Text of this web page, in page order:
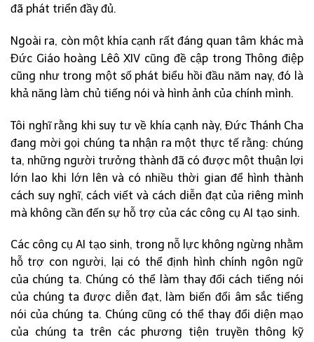
đã phát triển đầy đủ.
Ngoài ra, còn một khía cạnh rất đáng quan tâm khác mà
Đức Giáo hoàng Lêô XIV cũng đề cập trong Thông điệp
cũng như trong một số phát biểu hồi đầu năm nay, đó là
khả năng làm chủ tiếng nói và hình ảnh của chính mình.
Tôi nghĩ rằng khi suy tư về khía cạnh này, Đức Thánh Cha
đang mời gọi chúng ta nhận ra một thực tế rằng: chúng
ta, những người trưởng thành đã có được một thuận lợi
lớn lao khi lớn lên và có nhiều thời gian để hình thành
cách suy nghĩ, cách viết và cách diễn đạt của riêng mình
mà không cần đến sự hỗ trợ của các công cụ AI tạo sinh.
Các công cụ AI tạo sinh, trong nỗ lực không ngừng nhằm
hỗ trợ con người, lại có thể định hình chính ngôn ngữ
của chúng ta. Chúng có thể làm thay đổi cách tiếng nói
của chúng ta được diễn đạt, làm biến đổi âm sắc tiếng
nói của chúng ta. Chúng cũng có thể thay đổi diện mạo
của chúng ta trên các phương tiện truyền thông kỹ